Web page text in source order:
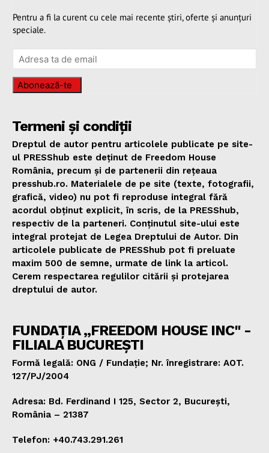
Pentru a fi la curent cu cele mai recente știri, oferte și anunțuri
speciale.
Abonează-te
Termeni și condiții
Dreptul de autor pentru articolele publicate pe site-
ul PRESShub este deținut de Freedom House
România, precum și de partenerii din rețeaua
presshub.ro. Materialele de pe site (texte, fotografii,
grafică, video) nu pot fi reproduse integral fără
acordul obținut explicit, în scris, de la PRESShub,
respectiv de la parteneri. Conținutul site-ului este
integral protejat de Legea Dreptului de Autor. Din
articolele publicate de PRESShub pot fi preluate
maxim 500 de semne, urmate de link la articol.
Cerem respectarea regulilor citării și protejarea
dreptului de autor.
FUNDAȚIA „FREEDOM HOUSE INC" -
FILIALA BUCUREȘTI
Formă legală: ONG / Fundație; Nr. înregistrare: AOT.
127/PJ/2004
Adresa: Bd. Ferdinand I 125, Sector 2, București,
România – 21387
Telefon: +40.743.291.261